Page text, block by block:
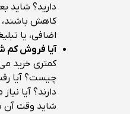
دارید؟ شاید
کاهش باشند،
اضافی، یا
آیا فروش کم
کمتری خرید
چیست؟ آیا
دارند؟ آیا
شاید وقت آن